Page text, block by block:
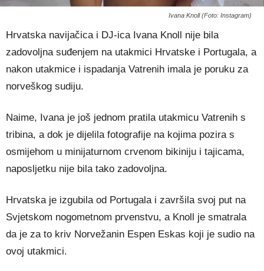
Ivana Knoll (Foto: Instagram)
Hrvatska navijačica i DJ-ica Ivana Knoll nije bila
zadovoljna suđenjem na utakmici Hrvatske i Portugala, a
nakon utakmice i ispadanja Vatrenih imala je poruku za
norveškog sudiju.
Naime, Ivana je još jednom pratila utakmicu Vatrenih s
tribina, a dok je dijelila fotografije na kojima pozira s
osmijehom u minijaturnom crvenom bikiniju i tajicama,
naposljetku nije bila tako zadovoljna.
Hrvatska je izgubila od Portugala i završila svoj put na
Svjetskom nogometnom prvenstvu, a Knoll je smatrala
da je za to kriv Norvežanin Espen Eskas koji je sudio na
ovoj utakmici.